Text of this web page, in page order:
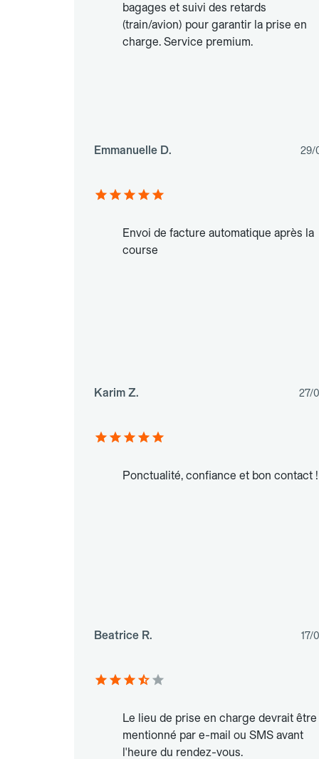
bagages et suivi des retards
(train/avion) pour garantir la prise en
charge. Service premium.
Emmanuelle D. 29/
Envoi de facture automatique après la
course
Karim Z. 27/
Ponctualité, confiance et bon contact !
Beatrice R. 17/
Le lieu de prise en charge devrait être
mentionné par e-mail ou SMS avant
l'heure du rendez-vous.